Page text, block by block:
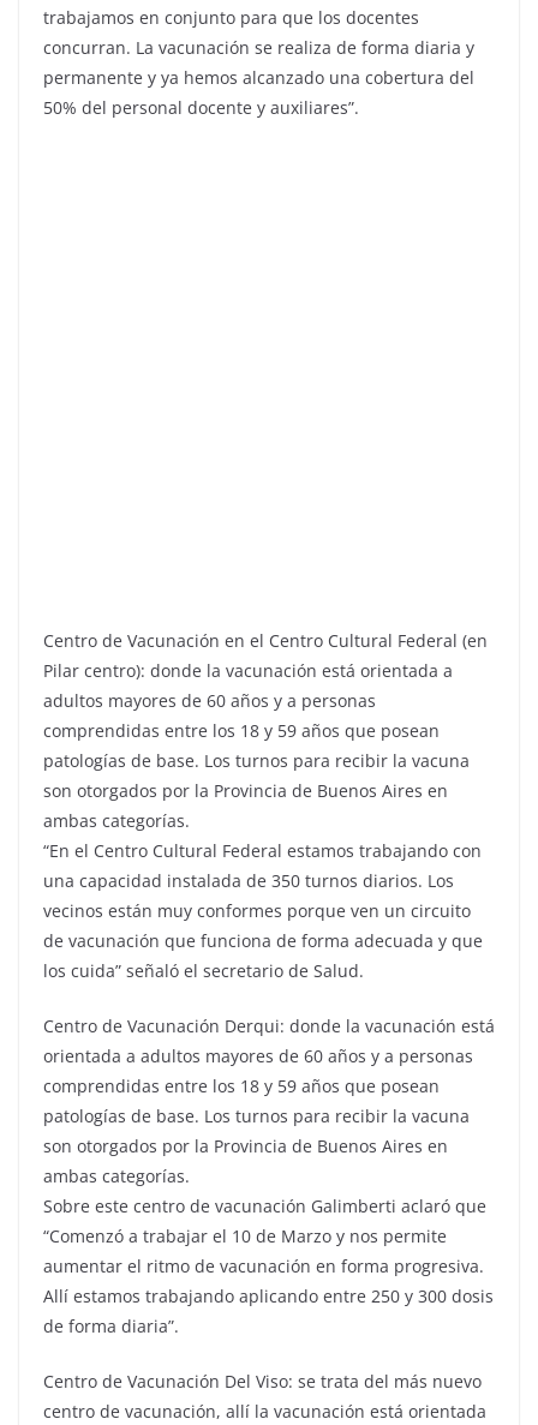
trabajamos en conjunto para que los docentes
concurran. La vacunación se realiza de forma diaria y
permanente y ya hemos alcanzado una cobertura del
50% del personal docente y auxiliares”.
Centro de Vacunación en el Centro Cultural Federal (en
Pilar centro): donde la vacunación está orientada a
adultos mayores de 60 años y a personas
comprendidas entre los 18 y 59 años que posean
patologías de base. Los turnos para recibir la vacuna
son otorgados por la Provincia de Buenos Aires en
ambas categorías.
“En el Centro Cultural Federal estamos trabajando con
una capacidad instalada de 350 turnos diarios. Los
vecinos están muy conformes porque ven un circuito
de vacunación que funciona de forma adecuada y que
los cuida” señaló el secretario de Salud.
Centro de Vacunación Derqui: donde la vacunación está
orientada a adultos mayores de 60 años y a personas
comprendidas entre los 18 y 59 años que posean
patologías de base. Los turnos para recibir la vacuna
son otorgados por la Provincia de Buenos Aires en
ambas categorías.
Sobre este centro de vacunación Galimberti aclaró que
“Comenzó a trabajar el 10 de Marzo y nos permite
aumentar el ritmo de vacunación en forma progresiva.
Allí estamos trabajando aplicando entre 250 y 300 dosis
de forma diaria”.
Centro de Vacunación Del Viso: se trata del más nuevo
centro de vacunación, allí la vacunación está orientada